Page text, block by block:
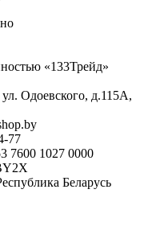
«133Трейд»
Одоевского, д.115А,
77
7600 1027 0000
Беларусь